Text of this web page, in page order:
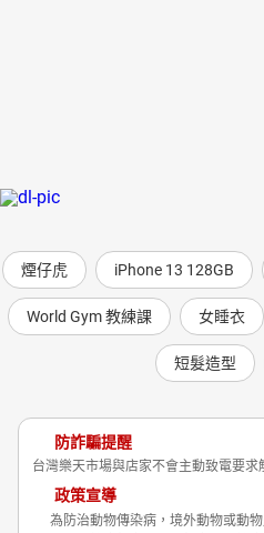
煙仔虎 iPhone 13 128GB
World Gym 教練課 女睡衣
短髮造型
防詐騙提醒
台灣樂天市場與店家不會主動致電要求
政策宣導
為防治動物傳染病，境外動物或動